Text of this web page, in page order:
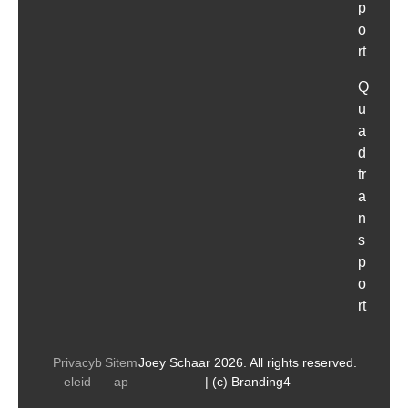
p
o
rt
Q
u
a
d
tr
a
n
s
p
o
rt
Joey Schaar 2026. All rights reserved.
| (c) Branding4
Privacyb
eleid
Sitem
ap